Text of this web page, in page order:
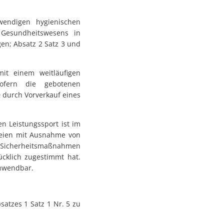
hygienischen
in
Absatz 2 Satz 3 und
einem weitläufigen
die gebotenen
Vorverkauf eines
Leistungssport ist im
mit Ausnahme von
zugestimmt hat.
1 Satz 1 Nr. 5 zu